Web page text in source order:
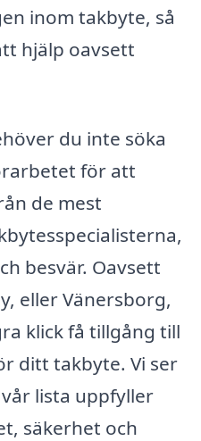
inom takbyte, så
hjälp oavsett
du inte söka
för att
de mest
besvär. Oavsett
eller Vänersborg,
klick få tillgång till
ditt takbyte. Vi ser
lista uppfyller
säkerhet och